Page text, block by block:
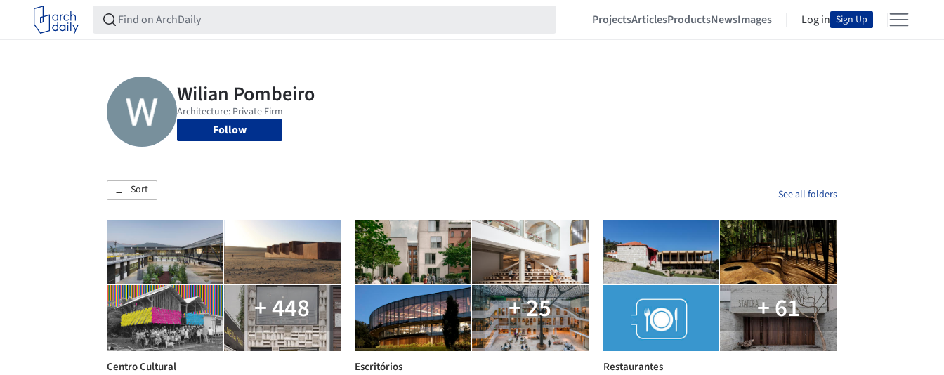
ProjectsArticlesProductsNewsImages Log in Sign Up
Follow
Sort See all folders
+ 448
Centro Cultural
+ 25
Escritórios
+ 61
Restaurantes